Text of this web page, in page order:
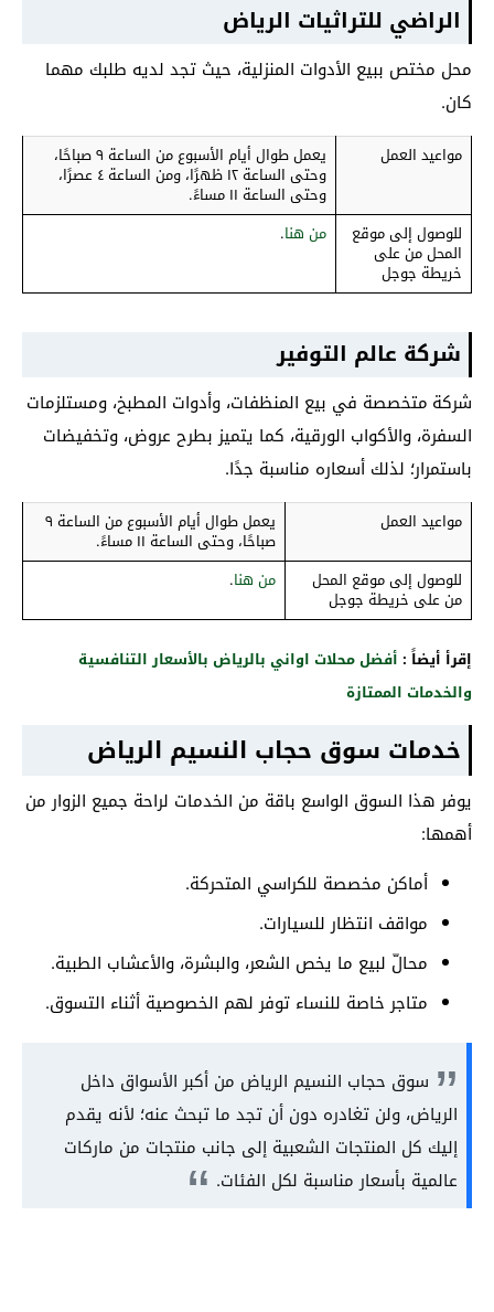
الراضي للتراثيات الرياض
محل مختص ببيع الأدوات المنزلية، حيث تجد لديه طلبك مهما
كان.
مواعيد العمل يعمل طوال أيام الأسبوع من الساعة ٩ صباحًا،
وحتى الساعة ١٢ ظهرًا، ومن الساعة ٤ عصرًا،
وحتى الساعة ١١ مساءً.
للوصول إلى موقع
المحل من على
خريطة جوجل
من هنا.
شركة عالم التوفير
شركة متخصصة في بيع المنظفات، وأدوات المطبخ، ومستلزمات
السفرة، والأكواب الورقية، كما يتميز بطرح عروض، وتخفيضات
باستمرار؛ لذلك أسعاره مناسبة جدًا.
مواعيد العمل يعمل طوال أيام الأسبوع من الساعة ٩
صباحًا، وحتى الساعة ١١ مساءً.
للوصول إلى موقع المحل
من على خريطة جوجل
من هنا.
إقرأ أيضاً : أفضل محلات اواني بالرياض بالأسعار التنافسية
والخدمات الممتازة
خدمات سوق حجاب النسيم الرياض
يوفر هذا السوق الواسع باقة من الخدمات لراحة جميع الزوار من
أهمها:
أماكن مخصصة للكراسي المتحركة.
مواقف انتظار للسيارات.
محالّ لبيع ما يخص الشعر، والبشرة، والأعشاب الطبية.
متاجر خاصة للنساء توفر لهم الخصوصية أثناء التسوق.
سوق حجاب النسيم الرياض من أكبر الأسواق داخل
الرياض، ولن تغادره دون أن تجد ما تبحث عنه؛ لأنه يقدم
إليك كل المنتجات الشعبية إلى جانب منتجات من ماركات
عالمية بأسعار مناسبة لكل الفئات.